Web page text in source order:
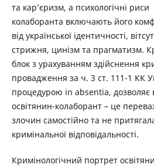
та кар’єризм, а психологічні риси
колаборанта включають його
від української ідентичності,
стрижня, цинізм та прагматизм.
блок з урахуванням здійснення
провадження за ч. 3 ст. 111-1 КК
процедурою in absentia, дозволяє
освітянин-колаборант – це
злочин самостійно та не
кримінальної відповідальності.
Кримінологічний портрет